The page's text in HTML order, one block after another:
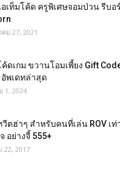
อเท็มโค้ด ครูพิเศษจอมป่วน รีบอ
ม 27, 2021
ค้ดเกม ขวานโอมเพี้ยง Gift
อัพเดทล่าสุด
1, 2024
ตฮ่าๆ สำหรับคนที่เล่น ROV เท่
อย่างจี้ 555+
22, 2017